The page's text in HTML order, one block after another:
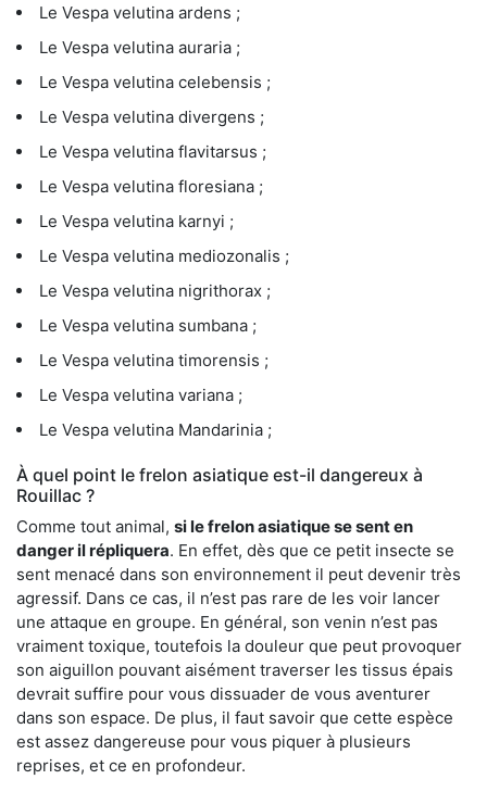
Le Vespa velutina ardens ;
Le Vespa velutina auraria ;
Le Vespa velutina celebensis ;
Le Vespa velutina divergens ;
Le Vespa velutina flavitarsus ;
Le Vespa velutina floresiana ;
Le Vespa velutina karnyi ;
Le Vespa velutina mediozonalis ;
Le Vespa velutina nigrithorax ;
Le Vespa velutina sumbana ;
Le Vespa velutina timorensis ;
Le Vespa velutina variana ;
Le Vespa velutina Mandarinia ;
À quel point le frelon asiatique est-il dangereux à
Rouillac ?
Comme tout animal, si le frelon asiatique se sent en
danger il répliquera. En effet, dès que ce petit insecte se
sent menacé dans son environnement il peut devenir très
agressif. Dans ce cas, il n’est pas rare de les voir lancer
une attaque en groupe. En général, son venin n’est pas
vraiment toxique, toutefois la douleur que peut provoquer
son aiguillon pouvant aisément traverser les tissus épais
devrait suffire pour vous dissuader de vous aventurer
dans son espace. De plus, il faut savoir que cette espèce
est assez dangereuse pour vous piquer à plusieurs
reprises, et ce en profondeur.